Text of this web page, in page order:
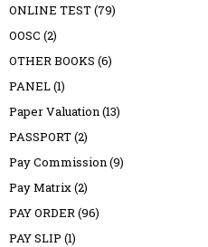
ONLINE TEST(79)
OOSC (2)
OTHER BOOKS (6)
PANEL(1)
Paper Valuation(13)
PASSPORT(2)
Pay Commission(9)
Pay Matrix(2)
PAY ORDER(96)
PAY SLIP (1)